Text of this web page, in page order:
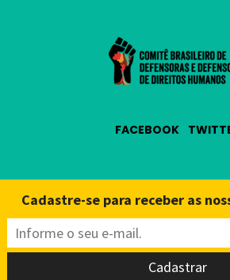
FACEBOOK
Cadastre-se para receber as